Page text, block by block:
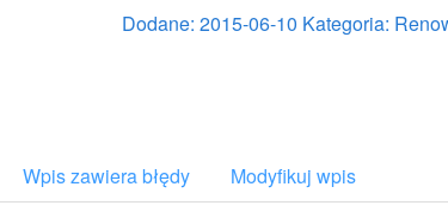
Dodane: 2015-06-10 Kategoria:
Wpis zawiera błędy Modyfikuj wpis